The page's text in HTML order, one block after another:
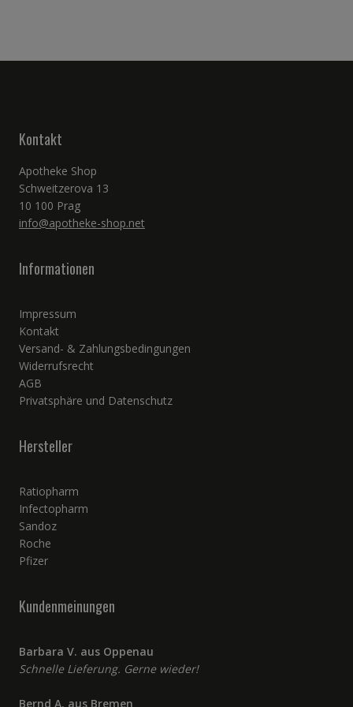
Kontakt
Apotheke Shop
Schweitzerova 13
10 100 Prag
info@apotheke-shop.net
Informationen
Impressum
Kontakt
Versand- & Zahlungsbedingungen
Widerrufsrecht
AGB
Privatsphäre und Datenschutz
Hersteller
Ratiopharm
Infectopharm
Sandoz
Roche
Pfizer
Kundenmeinungen
Barbara V. aus Oppenau
Schnelle Lieferung. Gerne wieder!
Bernd A. aus Bremen